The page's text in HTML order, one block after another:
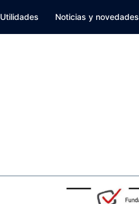
Utilidades Noticias y novedades